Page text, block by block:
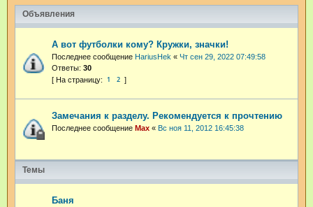
Объявления
А вот футболки кому? Кружки, значки!
Последнее сообщение HariusHek « Чт сен 29, 2022 07:49:58
Ответы: 30
1 2
Замечания к разделу. Рекомендуется к прочтению
Последнее сообщение Max « Вс ноя 11, 2012 16:45:38
Темы
Баня